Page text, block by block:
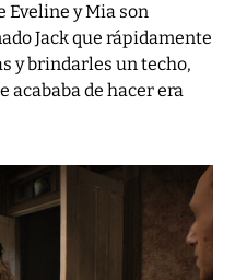
Eveline y Mia son
Jack que rápidamente
y brindarles un techo,
acababa de hacer era